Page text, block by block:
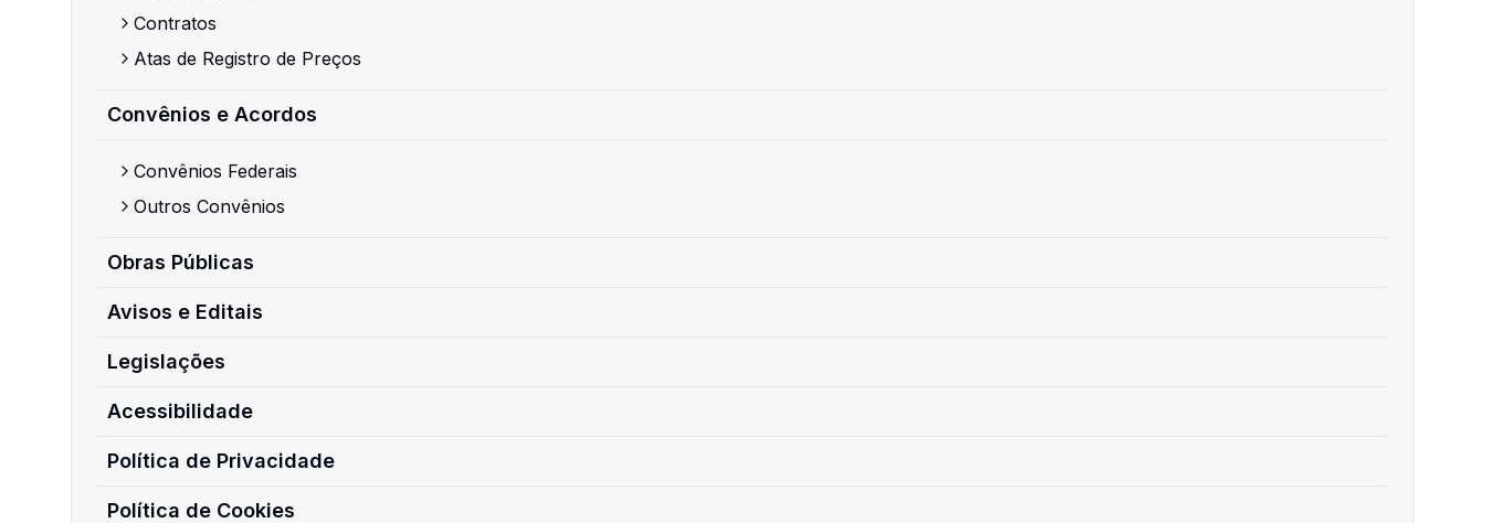
Contratos
Atas de Registro de Preços
Convênios e Acordos
Convênios Federais
Outros Convênios
Obras Públicas
Avisos e Editais
Legislações
Acessibilidade
Política de Privacidade
Política de Cookies